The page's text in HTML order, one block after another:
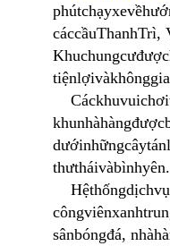
phútchạyxevề
cáccầuThanhTrì,
Khuchungcưđược
tiệnlợivàkhông
Cáckhuvuichơi
khunhàhàngđược
dướinhữngcâytán
thưtháivàbìnhyên.
Hệthốngdịchvụ
côngviênxanh
sânbóngđá, nhà